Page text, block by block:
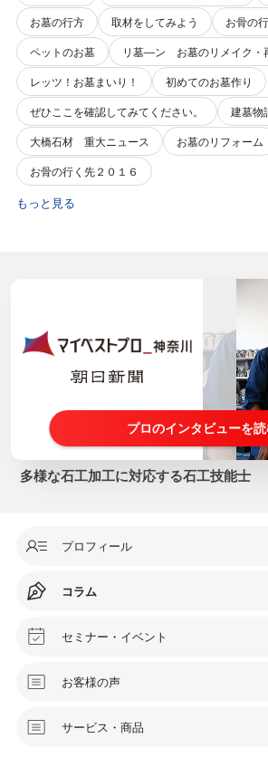
お墓の行方
取材をしてみよう
お骨の
ペットのお墓
リ墓―ン お墓のリメイク・
レッツ！お墓まいり！
初めてのお墓作り
ぜひここを確認してみてください。
建墓物
大橋石材 重大ニュース
お墓のリフォーム
お骨の行く先２０１６
もっと見る
プロのインタビューを
多様な石工加工に対応する石工技能士
プロフィール
コラム
セミナー・イベント
お客様の声
サービス・商品